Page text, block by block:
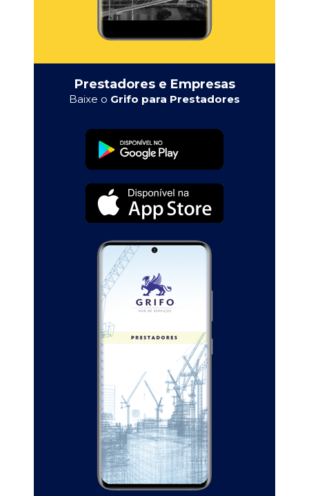
Prestadores e Empresas
Baixe o Grifo para Prestadores